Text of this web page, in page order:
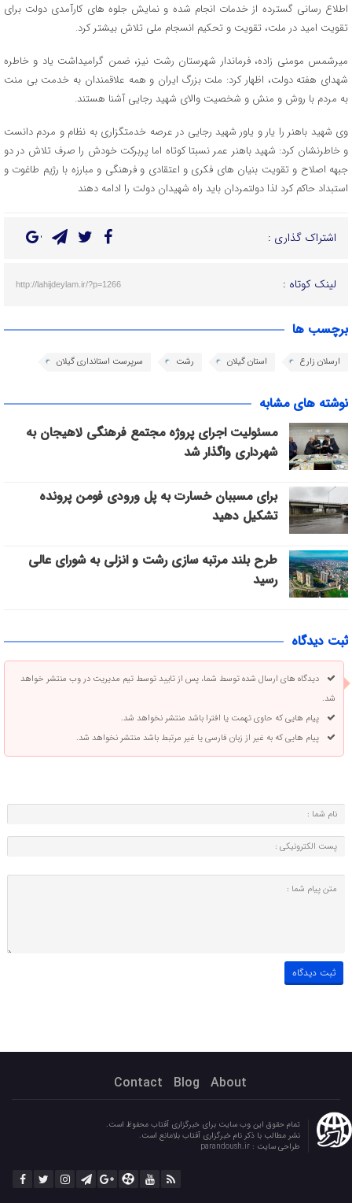
اطلاع رسانی گسترده از خدمات انجام شده و نمایش جلوه های کارآمدی دولت برای
تقویت امید در ملت، تقویت و تحکیم انسجام ملی تلاش بیشتر کرد.
میرشمس مومنی زاده، فرماندار شهرستان رشت نیز، ضمن گرامیداشت یاد و خاطره
شهدای هفته دولت، اظهار کرد: ملت بزرگ ایران و همه علاقمندان به خدمت بی منت
به مردم با روش و منش و شخصیت والای شهید رجایی آشنا هستند.
وی شهید باهنر را یار و یاور شهید رجایی در عرصه خدمتگزاری به نظام و مردم دانست
و خاطرنشان کرد: شهید باهنر عمر نسبتا کوتاه اما پربرکت خودش را صرف تلاش در دو
جبهه اصلاح و تقویت بنیان های فکری و اعتقادی و فرهنگی و مبارزه با رژیم طاغوت و
استبداد حاکم کرد لذا دولتمردان باید راه شهیدان دولت را ادامه دهند
اشتراک گذاری :
لینک کوتاه : http://lahijdeylam.ir/?p=1266
برچسب ها
ارسلان زارع استان گیلان رشت سرپرست استانداری گیلان
نوشته های مشابه
مسئولیت اجرای پروژه مجتمع فرهنگی لاهیجان به
شهرداری واگذار شد
برای مسببان خسارت به پل ورودی فومن پرونده
تشکیل دهید
طرح بلند مرتبه‌ سازی رشت و انزلی به شورای عالی
رسید
ثبت دیدگاه
دیدگاه های ارسال شده توسط شما، پس از تایید توسط تیم مدیریت در وب منتشر خواهد
شد.
پیام هایی که حاوی تهمت یا افترا باشد منتشر نخواهد شد.
پیام هایی که به غیر از زبان فارسی یا غیر مرتبط باشد منتشر نخواهد شد.
About
Blog
Contact
تمام حقوق این وب سایت برای خبرگزاری آفتاب محفوظ است.
نشر مطالب با ذکر نام خبرگزاری آفتاب بلامانع است.
طراحی سایت :